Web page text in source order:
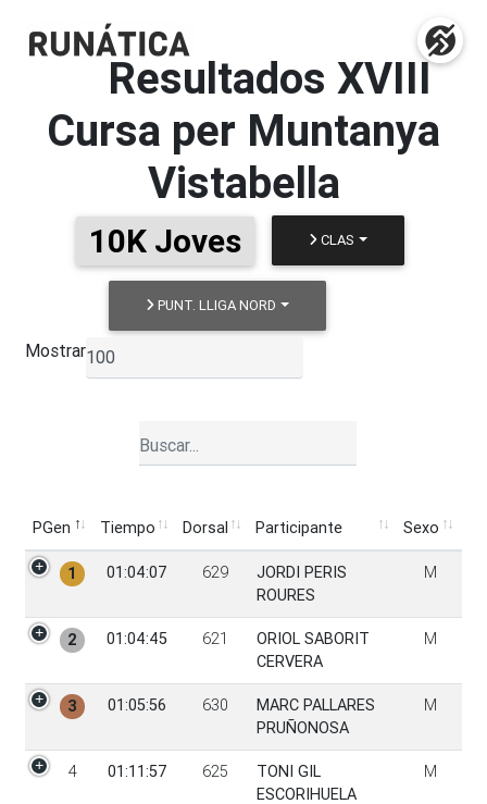
Resultados XVIII
Cursa per Muntanya
Vistabella
10K Joves CLAS
PUNT. LLIGA NORD
Mostrar
PGen Tiempo Dorsal Participante
Sexo
PGen
Tiempo Dorsal Participante Sexo
1 01:04:07 629
JORDI PERIS
ROURES
M
2 01:04:45 621
ORIOL SABORIT
CERVERA
M
3 01:05:56 630
MARC PALLARES
PRUÑONOSA
M
4 01:11:57 625
TONI GIL
ESCORIHUELA
M